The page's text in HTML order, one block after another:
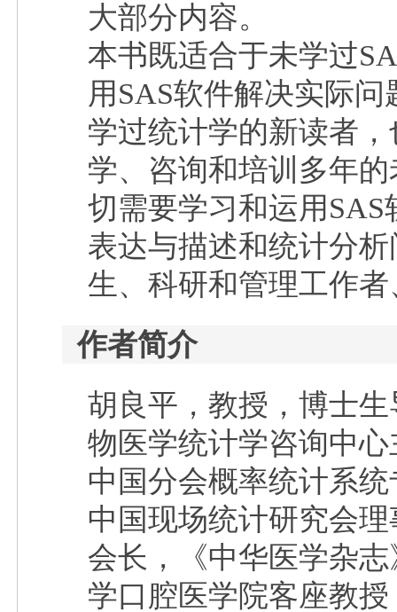
大部分内容。
本书既适合于未学过
用SAS软件解决实际
学过统计学的新读者
学、咨询和培训多年
切需要学习和运用
表达与描述和统计分
生、科研和管理工作
作者简介
胡良平，教授，博士
物医学统计学咨询中
中国分会概率统计系
中国现场统计研究会
会长，《中华医学杂
学口腔医学院客座教授